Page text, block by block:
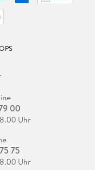
00
Uhr
75
Uhr